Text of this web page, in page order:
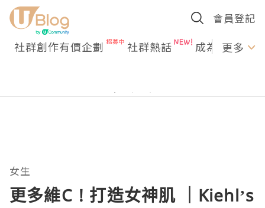
會員登記
社群創作有價企劃 社群熱話 成為U更多
女生
更多維C ! 打造女神肌 ｜Kiehl’s